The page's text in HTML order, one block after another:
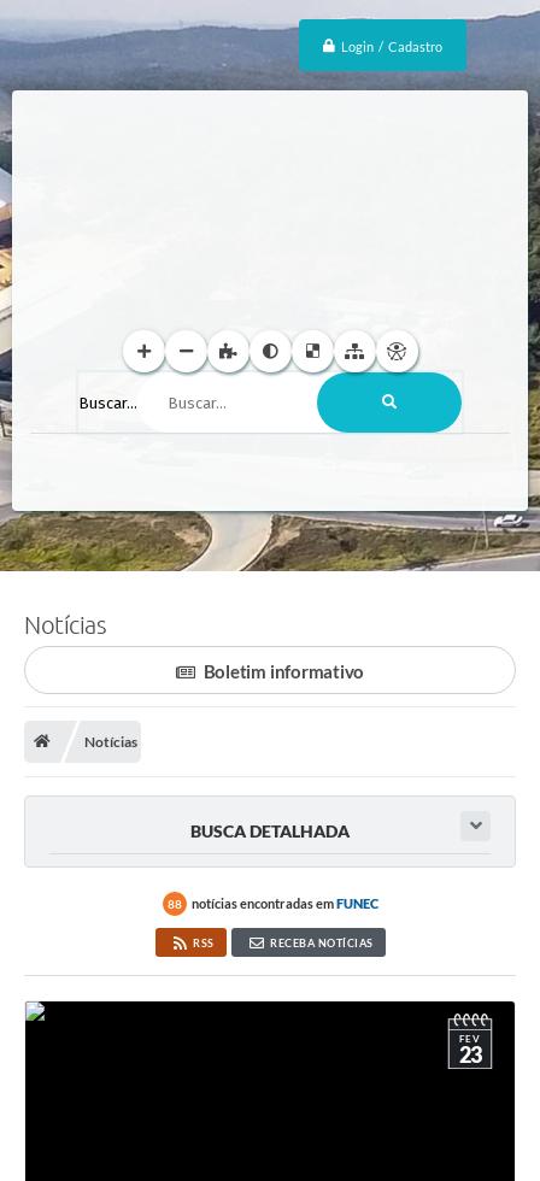
Login / Cadastro
Buscar...
Notícias
Boletim informativo
Notícias
BUSCA DETALHADA
88 notícias encontradas emFUNEC
RSS RECEBA NOTÍCIAS
FEV
23